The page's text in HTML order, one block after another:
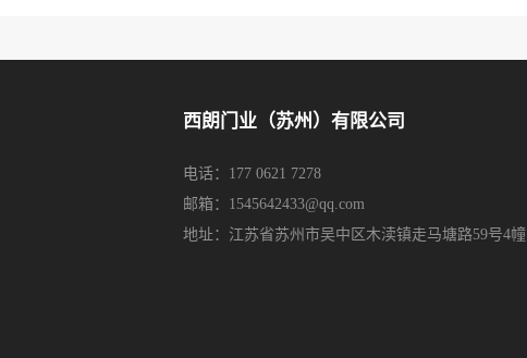
西朗门业（苏州）有限公司
电话：177 0621 7278
邮箱：1545642433@qq.com
地址：江苏省苏州市吴中区木渎镇走马塘路59号4幢